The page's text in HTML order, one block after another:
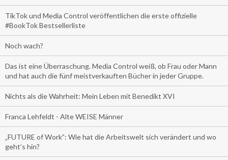
TikTok und Media Control veröffentlichen die erste offizielle
#BookTok Bestsellerliste
Noch wach?
Das ist eine Überraschung. Media Control weiß, ob Frau oder Mann
und hat auch die fünf meistverkauften Bücher in jeder Gruppe.
Nichts als die Wahrheit: Mein Leben mit Benedikt XVI
Franca Lehfeldt - Alte WEISE Männer
„FUTURE of Work”: Wie hat die Arbeitswelt sich verändert und wo
geht’s hin?